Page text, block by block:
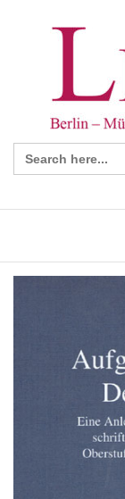
Search
for: